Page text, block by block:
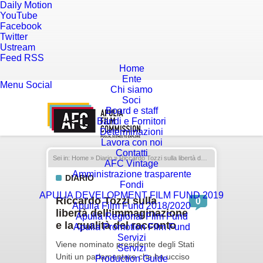
Daily Motion
YouTube
Facebook
Twitter
Ustream
Feed RSS
Home
Ente
Chi siamo
Soci
Board e staff
Bandi e Fornitori
Determinazioni
Lavora con noi
Contatti
AFC Vintage
Amministrazione trasparente
Fondi
APULIA DEVELOPMENT FILM FUND 2019
Apulia Film Fund 2018/2020
Apulia Regional Film Fund
Apulia Promotion Film Fund
Servizi
Servizi
Production Guide
Menu Social
Sei in: Home » Diario » Riccardo Tozzi sulla libertà dell’immaginazione e la qualità del racconto
DIARIO
0
Riccardo Tozzi sulla
libertà dell’immaginazione
e la qualità del racconto
Viene nominato presidente degli Stati
Uniti un parlamentare che ha ucciso